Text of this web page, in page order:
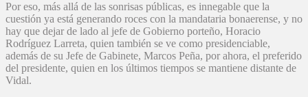
Por eso, más allá de las sonrisas públicas, es innegable que la
cuestión ya está generando roces con la mandataria bonaerense, y no
hay que dejar de lado al jefe de Gobierno porteño, Horacio
Rodríguez Larreta, quien también se ve como presidenciable,
además de su Jefe de Gabinete, Marcos Peña, por ahora, el preferido
del presidente, quien en los últimos tiempos se mantiene distante de
Vidal.